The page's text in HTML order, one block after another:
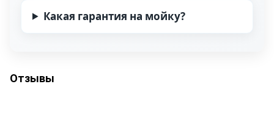
Какая гарантия на мойку?
Отзывы